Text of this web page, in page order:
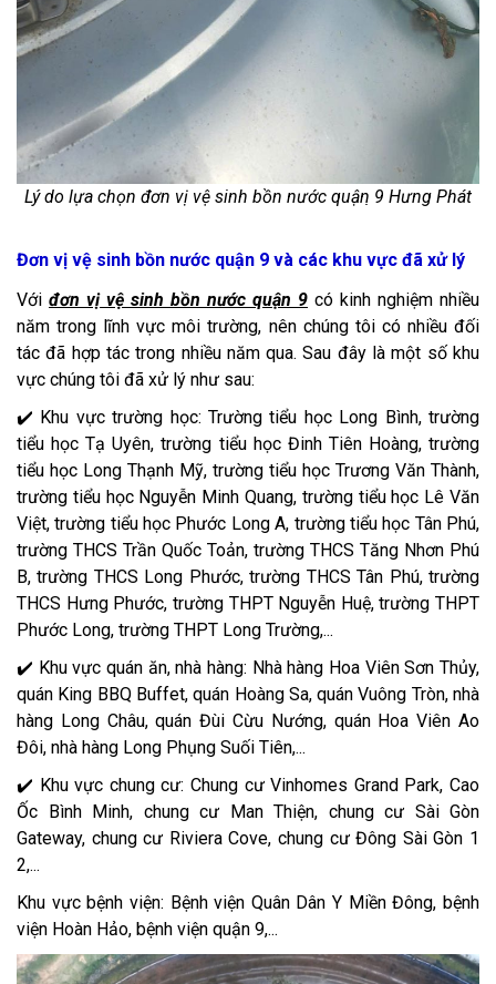
Lý do lựa chọn đơn vị vệ sinh bồn nước quận ̣9 Hưng Phát
Đơn vị vệ sinh bồn nước quận 9 và các khu vực đã xử lý
Với đơn vị vệ sinh bồn nước quận 9 có kinh nghiệm nhiều
năm trong lĩnh vực môi trường, nên chúng tôi có nhiều đối
tác đã hợp tác trong nhiều năm qua. Sau đây là một số khu
vực chúng tôi đã xử lý như sau:
✔️ Khu vực trường học: Trường tiểu học Long Bình, trường
tiểu học Tạ Uyên, trường tiểu học Đinh Tiên Hoàng, trường
tiểu học Long Thạnh Mỹ, trường tiểu học Trương Văn Thành,
trường tiểu học Nguyễn Minh Quang, trường tiểu học Lê Văn
Việt, trường tiểu học Phước Long A, trường tiểu học Tân Phú,
trường THCS Trần Quốc Toản, trường THCS Tăng Nhơn Phú
B, trường THCS Long Phước, trường THCS Tân Phú, trường
THCS Hưng Phước, trường THPT Nguyễn Huệ, trường THPT
Phước Long, trường THPT Long Trường,...
✔️ Khu vực quán ăn, nhà hàng: Nhà hàng Hoa Viên Sơn Thủy,
quán King BBQ Buffet, quán Hoàng Sa, quán Vuông Tròn, nhà
hàng Long Châu, quán Đùi Cừu Nướng, quán Hoa Viên Ao
Đôi, nhà hàng Long Phụng Suối Tiên,...
✔️ Khu vực chung cư: Chung cư Vinhomes Grand Park, Cao
Ốc Bình Minh, chung cư Man Thiện, chung cư Sài Gòn
Gateway, chung cư Riviera Cove, chung cư Đông Sài Gòn 1
2,...
Khu vực bệnh viện: Bệnh viện Quân Dân Y Miền Đông, bệnh
viện Hoàn Hảo, bệnh viện quận 9,...